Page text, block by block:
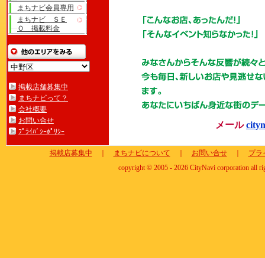
まちナビ会員専用
まちナビ ＳＥ
Ｏ 掲載料金
掲載店舗募集中
まちナビって？
会社概要
お問い合せ
ﾌﾟﾗｲﾊﾞｼｰﾎﾟﾘｼｰ
メール
掲載店募集中 まちナビについて お問い合せ｜
プラ
copyright © 2005 - 2026 CityNavi corporation all